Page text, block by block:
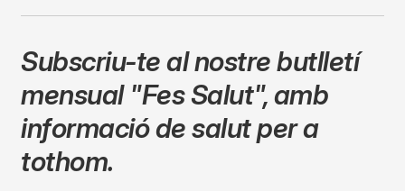
Subscriu-te al nostre butlletí
mensual "Fes Salut",amb
informació de salut per a
tothom.